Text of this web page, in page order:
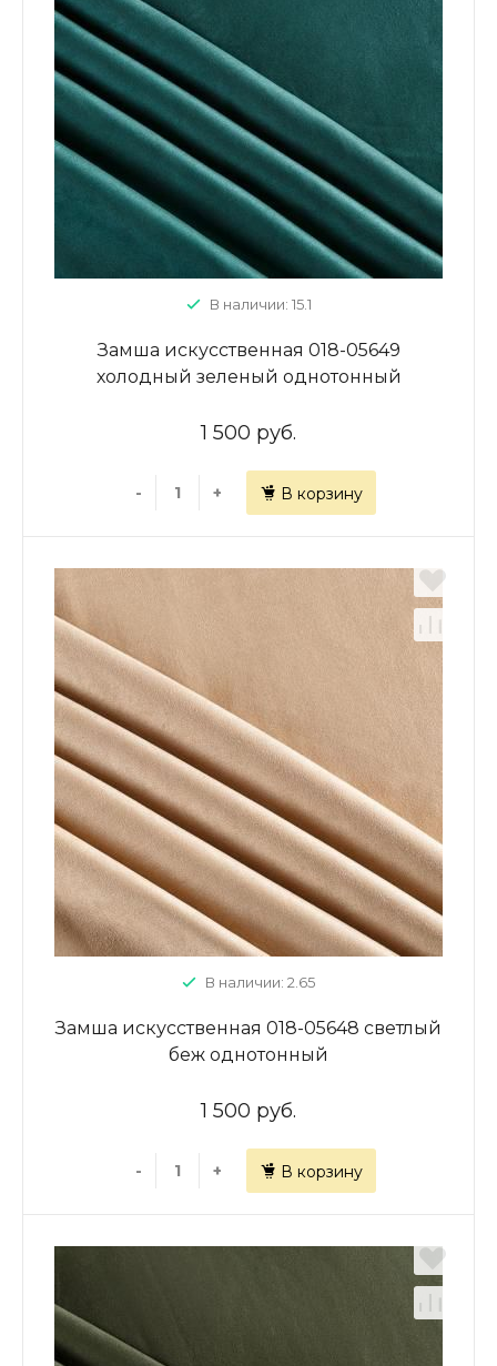
В наличии: 15.1
Замша искусственная 018-05649
холодный зеленый однотонный
1 500 руб.
- + В корзину
В наличии: 2.65
Замша искусственная 018-05648 светлый
беж однотонный
1 500 руб.
- + В корзину